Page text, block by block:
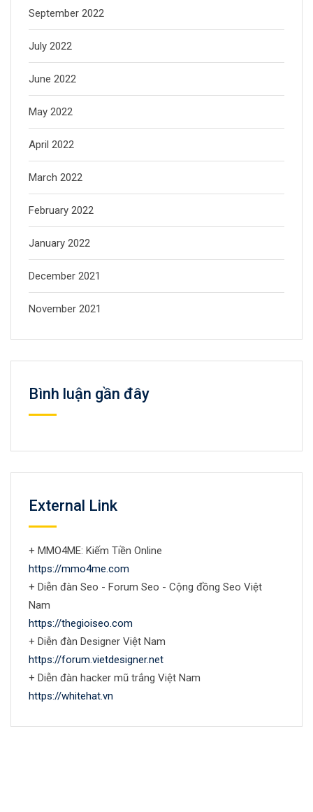
September 2022
July 2022
June 2022
May 2022
April 2022
March 2022
February 2022
January 2022
December 2021
November 2021
Bình luận gần đây
External Link
+ MMO4ME: Kiếm Tiền Online
https://mmo4me.com
+ Diễn đàn Seo - Forum Seo - Cộng đồng Seo Việt
Nam
https://thegioiseo.com
+ Diễn đàn Designer Việt Nam
https://forum.vietdesigner.net
+ Diễn đàn hacker mũ trắng Việt Nam
https://whitehat.vn